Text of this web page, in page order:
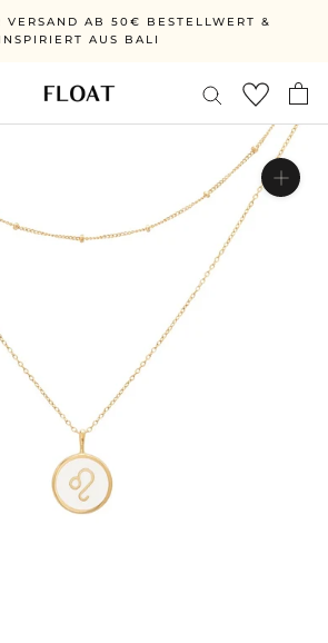
VERSAND AB 50€ BESTELLWERT &
INSPIRIERT AUS BALI